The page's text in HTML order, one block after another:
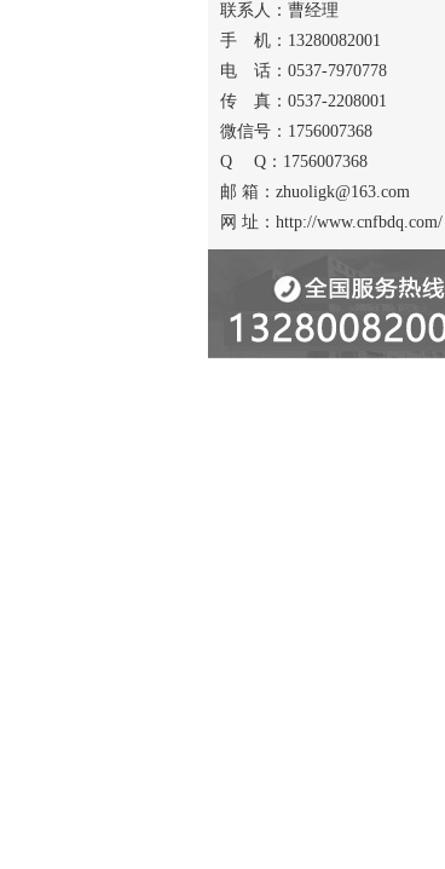
联系人：曹经理
手 机：13280082001
电 话：0537-7970778
传 真：0537-2208001
微信号：1756007368
Q Q：1756007368
邮 箱：zhuoligk@163.com
网 址：http://www.cnfbdq.com/